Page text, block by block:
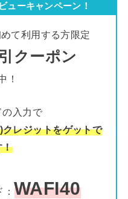
ューキャンペーン！
て利用する方限定
クーポン
！
の入力で
レジットをゲットで
！
WAFI40